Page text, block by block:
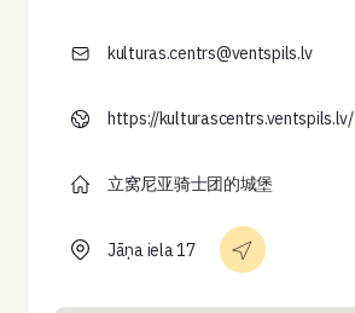
kulturas.centrs@ventspils.lv
https://kulturascentrs.ventspils.lv/
立窝尼亚骑士团的城堡
Jāņa iela 17